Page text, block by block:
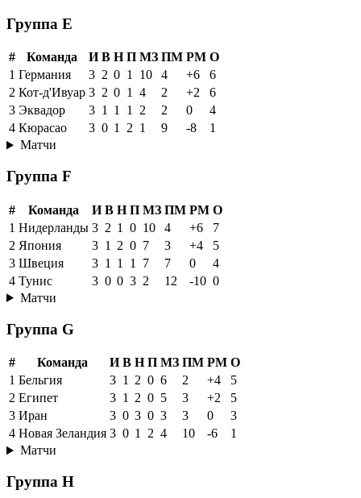
Группа E
# Команда И В Н П МЗ ПМ РМ О
1 Германия 3 2 0 1 10 4 +6
6
2 Кот-д'Ивуар 3 2 0 1 4 2 +2
6
3 Эквадор 3 1 1 1 2 2 0
4
4 Кюрасао 3 0 1 2 1 9 -8
1
Матчи
Группа F
# Команда И В Н П МЗ ПМ РМ О
1 Нидерланды 3 2 1 0 10 4 +6
7
2 Япония 3 1 2 0 7 3 +4
5
3 Швеция 3 1 1 1 7 7 0
4
4 Тунис 3 0 0 3 2 12 -10 0
Матчи
Группа G
# Команда И В Н П МЗ ПМ РМ О
1 Бельгия 3 1 2 0 6 2 +4
5
2 Египет 3 1 2 0 5 3 +2
5
3 Иран 3 0 3 0 3 3 0
3
4 Новая Зеландия 3 0 1 2 4 10 -6
1
Матчи
Группа H